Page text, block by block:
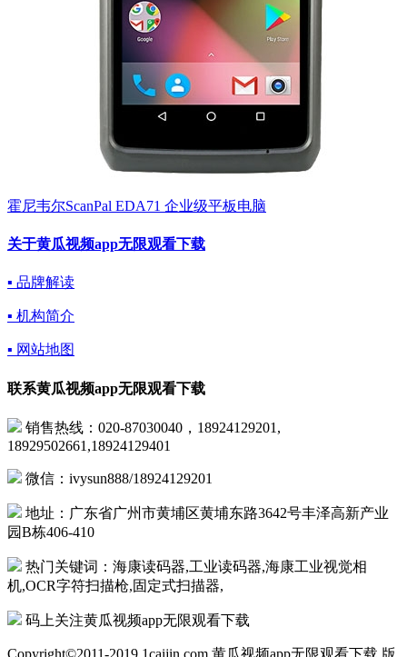
霍尼韦尔ScanPal EDA71 企业级平板电脑
关于黄瓜视频app无限观看下载
▪ 品牌解读
▪ 机构简介
▪ 网站地图
联系黄瓜视频app无限观看下载
销售热线：020-87030040，18924129201,
18929502661,18924129401
微信：ivysun888/18924129201
地址：广东省广州市黄埔区黄埔东路3642号丰泽高新产业
园B栋406-410
热门关键词：海康读码器,工业读码器,海康工业视觉相
机,OCR字符扫描枪,固定式扫描器,
码上关注黄瓜视频app无限观看下载
Copyright©2011-2019 1caijin.com 黄瓜视频app无限观看下载 版